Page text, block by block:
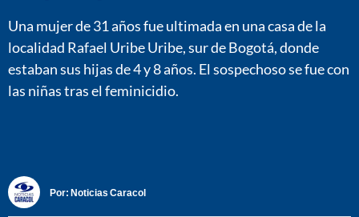
Una mujer de 31 años fue ultimada en una casa de la
localidad Rafael Uribe Uribe, sur de Bogotá, donde
estaban sus hijas de 4 y 8 años. El sospechoso se fue con
las niñas tras el feminicidio.
Por: Noticias Caracol